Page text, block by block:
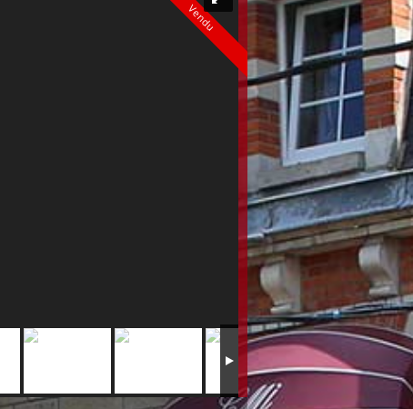
Vendu